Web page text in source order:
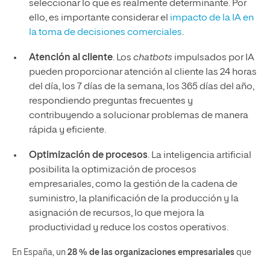
seleccionar lo que es realmente determinante. Por
ello, es importante considerar el impacto de la IA en
la toma de decisiones comerciales.
Atención al cliente. Los chatbots impulsados por IA
pueden proporcionar atención al cliente las 24 horas
del día, los 7 días de la semana, los 365 días del año,
respondiendo preguntas frecuentes y
contribuyendo a solucionar problemas de manera
rápida y eficiente.
Optimización de procesos. La inteligencia artificial
posibilita la optimización de procesos
empresariales, como la gestión de la cadena de
suministro, la planificación de la producción y la
asignación de recursos, lo que mejora la
productividad y reduce los costos operativos.
En España, un 28 % de las organizaciones empresariales que